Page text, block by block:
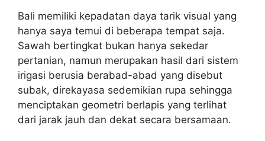
Bali memiliki kepadatan daya tarik visual yang
hanya saya temui di beberapa tempat saja.
Sawah bertingkat bukan hanya sekedar
pertanian, namun merupakan hasil dari sistem
irigasi berusia berabad-abad yang disebut
subak, direkayasa sedemikian rupa sehingga
menciptakan geometri berlapis yang terlihat
dari jarak jauh dan dekat secara bersamaan.